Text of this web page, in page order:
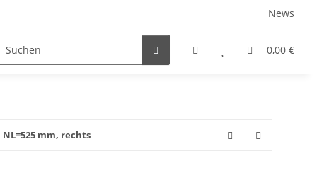
News
0,00 €
Auszugsysteme
NL=525 mm, rechts